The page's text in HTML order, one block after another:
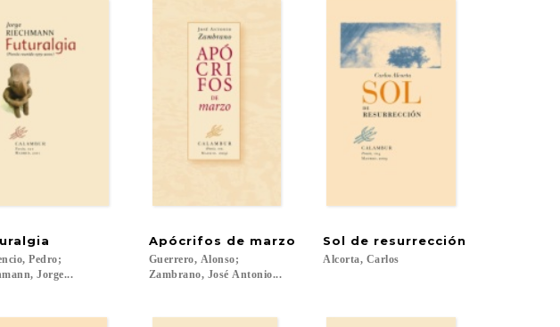
Pedro;
Jorge...
Apócrifos de marzo
Guerrero, Alonso;
Zambrano, José Antonio...
Sol de resurrección
Alcorta, Carlos